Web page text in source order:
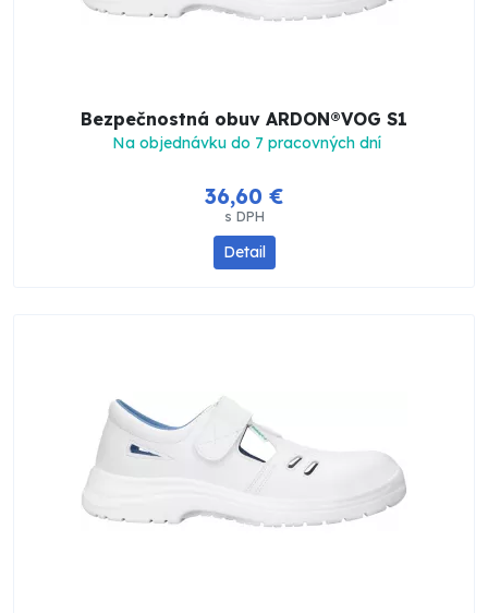
Bezpečnostná obuv ARDON®VOG S1
Na objednávku do 7 pracovných dní
36,60 €
s DPH
Detail